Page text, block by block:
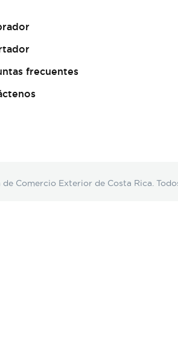
frecuentes
Comercio Exterior de Costa Rica.